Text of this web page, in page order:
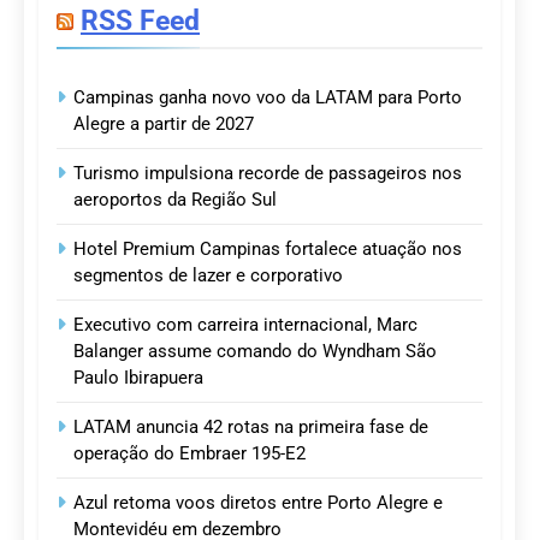
RSS Feed
Campinas ganha novo voo da LATAM para Porto
Alegre a partir de 2027
Turismo impulsiona recorde de passageiros nos
aeroportos da Região Sul
Hotel Premium Campinas fortalece atuação nos
segmentos de lazer e corporativo
Executivo com carreira internacional, Marc
Balanger assume comando do Wyndham São
Paulo Ibirapuera
LATAM anuncia 42 rotas na primeira fase de
operação do Embraer 195-E2
Azul retoma voos diretos entre Porto Alegre e
Montevidéu em dezembro